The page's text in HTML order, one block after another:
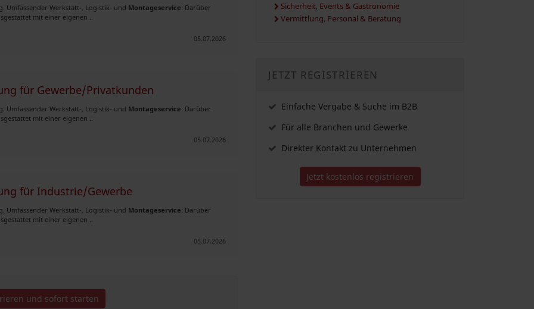
Umfassender Werkstatt-, Logistik- und Montageservice: Darüber
mit einer eigenen ..
05.07.2026
für Gewerbe/Privatkunden
Umfassender Werkstatt-, Logistik- und Montageservice: Darüber
mit einer eigenen ..
05.07.2026
für Industrie/Gewerbe
Umfassender Werkstatt-, Logistik- und Montageservice: Darüber
mit einer eigenen ..
05.07.2026
und sofort starten
Sicherheit, Events & Gastronomie
Vermittlung, Personal & Beratung
JETZT REGISTRIEREN
Einfache Vergabe & Suche im B2B
Für alle Branchen und Gewerke
Direkter Kontakt zu Unternehmen
Jetzt kostenlos registrieren